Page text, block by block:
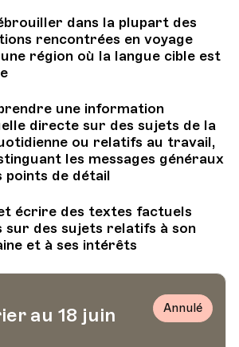
dans la plupart des
rencontrées en voyage
région où la langue cible est
une information
directe sur des sujets de la
ou relatifs au travail,
les messages généraux
points de détail
écrire des textes factuels
sur des sujets relatifs à son
et à ses intérêts
au 18 juin
Annulé